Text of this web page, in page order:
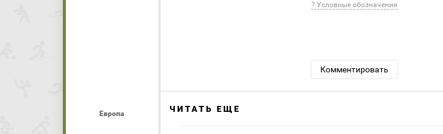
Европа
? Условные обозначения
Комментировать
ЧИТАТЬ ЕЩЕ